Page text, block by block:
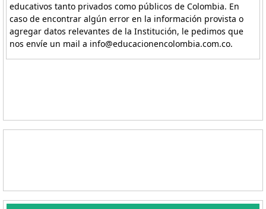
educativos tanto privados como públicos de Colombia. En
caso de encontrar algún error en la información provista o
agregar datos relevantes de la Institución, le pedimos que
nos envíe un mail a info@educacionencolombia.com.co.